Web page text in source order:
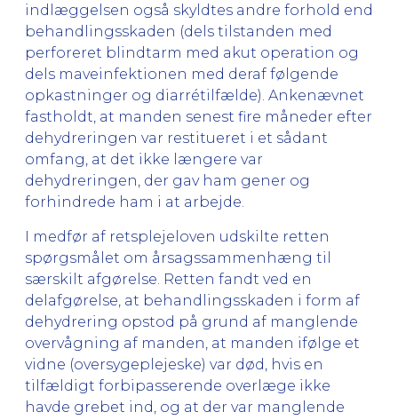
indlæggelsen også skyldtes andre forhold end
behandlingsskaden (dels tilstanden med
perforeret blindtarm med akut operation og
dels maveinfektionen med deraf følgende
opkastninger og diarrétilfælde). Ankenævnet
fastholdt, at manden senest fire måneder efter
dehydreringen var restitueret i et sådant
omfang, at det ikke længere var
dehydreringen, der gav ham gener og
forhindrede ham i at arbejde.
I medfør af retsplejeloven udskilte retten
spørgsmålet om årsagssammenhæng til
særskilt afgørelse. Retten fandt ved en
delafgørelse, at behandlingsskaden i form af
dehydrering opstod på grund af manglende
overvågning af manden, at manden ifølge et
vidne (oversygeplejeske) var død, hvis en
tilfældigt forbipasserende overlæge ikke
havde grebet ind, og at der var manglende